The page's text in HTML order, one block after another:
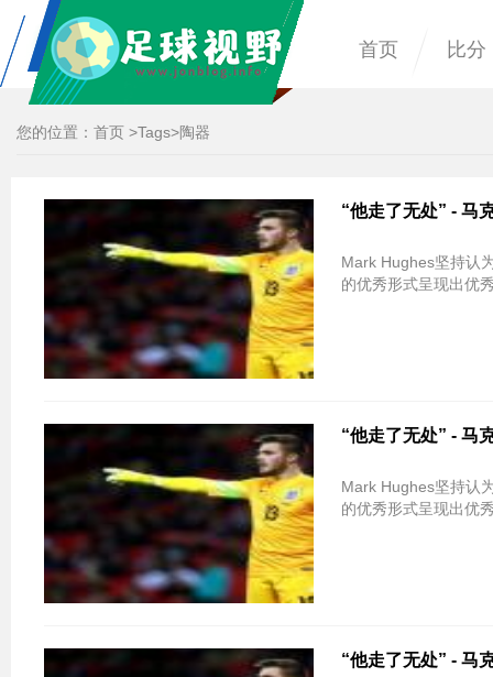
首页 比分
您的位置： 首页 >Tags>陶器
“他走了无处” - 马
Mark Hughes坚持认
的优秀形式呈现出优
“他走了无处” - 马
Mark Hughes坚持认
的优秀形式呈现出优
“他走了无处” - 马